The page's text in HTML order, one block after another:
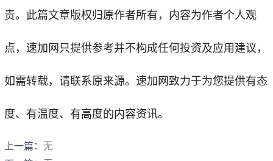
责。此篇文章版权归原作者所有，内容为作者个人观
点， 速加网 只提供参考并不构成任何投资及应用建议，
如需转载，请联系原来源。速加网致力于为您提供有态
度、有温度、有高度的内容资讯。
上一篇： 无